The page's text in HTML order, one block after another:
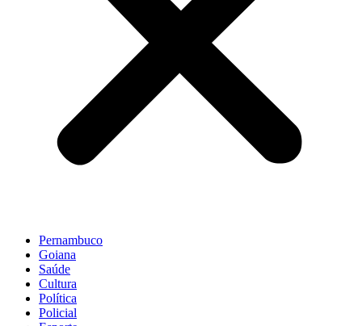
Pernambuco
Goiana
Saúde
Cultura
Política
Policial